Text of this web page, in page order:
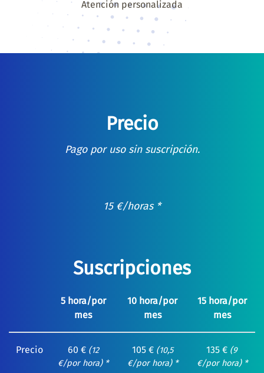
Atención personalizada
Precio
Pago por uso sin suscripción.
15 €/horas *
Suscripciones
5 hora/por
mes
10 hora/por
mes
15 hora/por
mes
Precio 60 € (12
€/por hora) *
105 € (10,5
€/por hora) *
135 € (9
€/por hora) *